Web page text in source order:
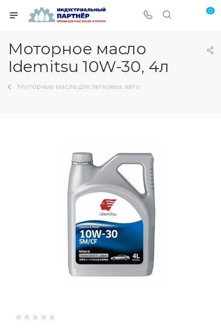
0
Моторное масло
Idemitsu 10W-30, 4л
Моторные масла для легковых авто